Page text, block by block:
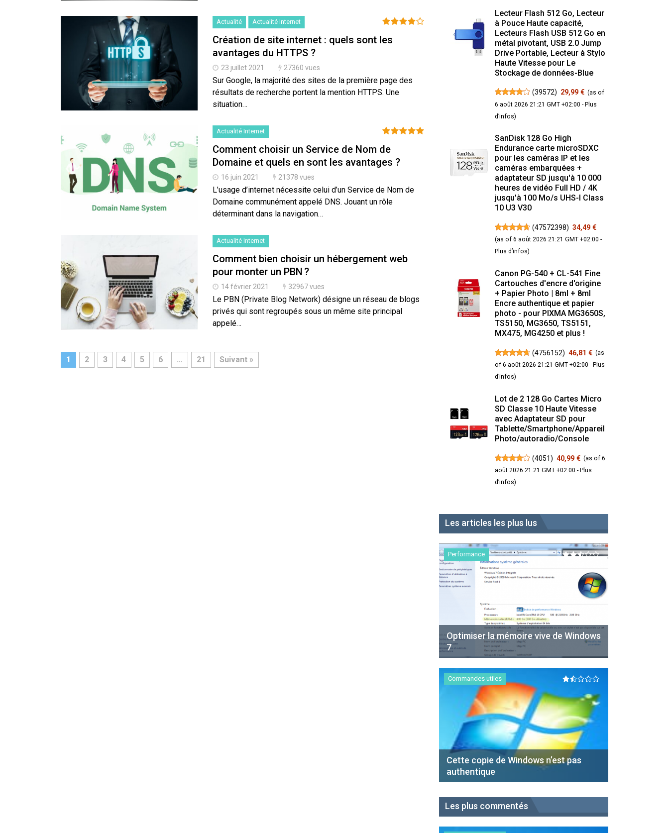
Actualité Actualité Internet
Création de site internet : quels sont les
avantages du HTTPS ?
23 juillet 2021 27360 vues
Sur Google, la majorité des sites de la première page des
résultats de recherche portent la mention HTTPS. Une
situation…
Actualité Internet
Comment choisir un Service de Nom de
Domaine et quels en sont les avantages ?
16 juin 2021 21378 vues
L’usage d’internet nécessite celui d’un Service de Nom de
Domaine communément appelé DNS. Jouant un rôle
déterminant dans la navigation…
Actualité Internet
Comment bien choisir un hébergement web
pour monter un PBN ?
14 février 2021 32967 vues
Le PBN (Private Blog Network) désigne un réseau de blogs
privés qui sont regroupés sous un même site principal
appelé…
1 2 3 4 5 6 … 21 Suivant »
Lecteur Flash 512 Go, Lecteur
à Pouce Haute capacité,
Lecteurs Flash USB 512 Go en
métal pivotant, USB 2.0 Jump
Drive Portable, Lecteur à Stylo
Haute Vitesse pour Le
Stockage de données-Blue
(39572) 29,99 € (as of
6 août 2026 21:21 GMT +02:00 -Plus
d’infos)
SanDisk 128 Go High
Endurance carte microSDXC
pour les caméras IP et les
caméras embarquées +
adaptateur SD jusqu'à 10 000
heures de vidéo Full HD / 4K
jusqu'à 100 Mo/s UHS-I Class
10 U3 V30
(47572398) 34,49 €
(as of 6 août 2026 21:21 GMT +02:00 -
Plus d’infos)
Canon PG-540 + CL-541 Fine
Cartouches d'encre d'origine
+ Papier Photo | 8ml + 8ml
Encre authentique et papier
photo - pour PIXMA MG3650S,
TS5150, MG3650, TS5151,
MX475, MG4250 et plus !
(4756152) 46,81 € (as
of 6 août 2026 21:21 GMT +02:00 - Plus
d’infos)
Lot de 2 128 Go Cartes Micro
SD Classe 10 Haute Vitesse
avec Adaptateur SD pour
Tablette/Smartphone/Appareil
Photo/autoradio/Console
(4051) 40,99 € (as of 6
août 2026 21:21 GMT +02:00 - Plus
d’infos)
Les articles les plus lus
Performance
Optimiser la mémoire vive de Windows
7
Commandes utiles
Cette copie de Windows n’est pas
authentique
Les plus commentés